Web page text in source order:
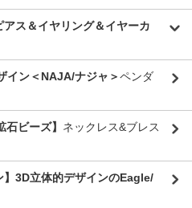
ス＆イヤリング＆イヤーカ
イン＜NAJA/ナジャ＞ペンダ
ビーズ】 ネックレス&ブレス
3D立体的デザインのEagle/